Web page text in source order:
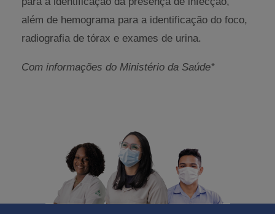
além de hemograma para a identificação do foco,
radiografia de tórax e exames de urina.
Com informações do Ministério da Saúde*